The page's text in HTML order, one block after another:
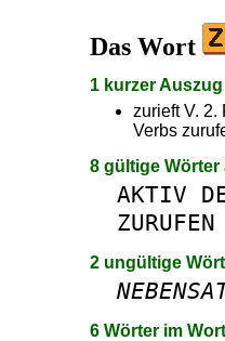
Das Wort
1 kurzer
zurieft V. 2.
Verbs
8 gültige
AKTIV
ZURUFEN
2 ungültige
6 Wörter im Wort